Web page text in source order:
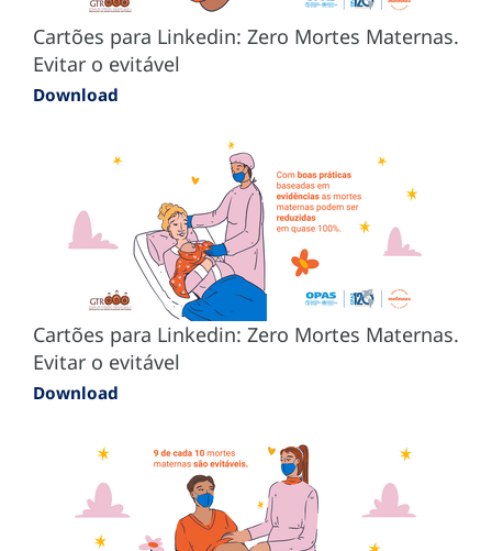
Cartões para Linkedin: Zero Mortes Maternas.
Evitar o evitável
Download
Cartões para Linkedin: Zero Mortes Maternas.
Evitar o evitável
Download